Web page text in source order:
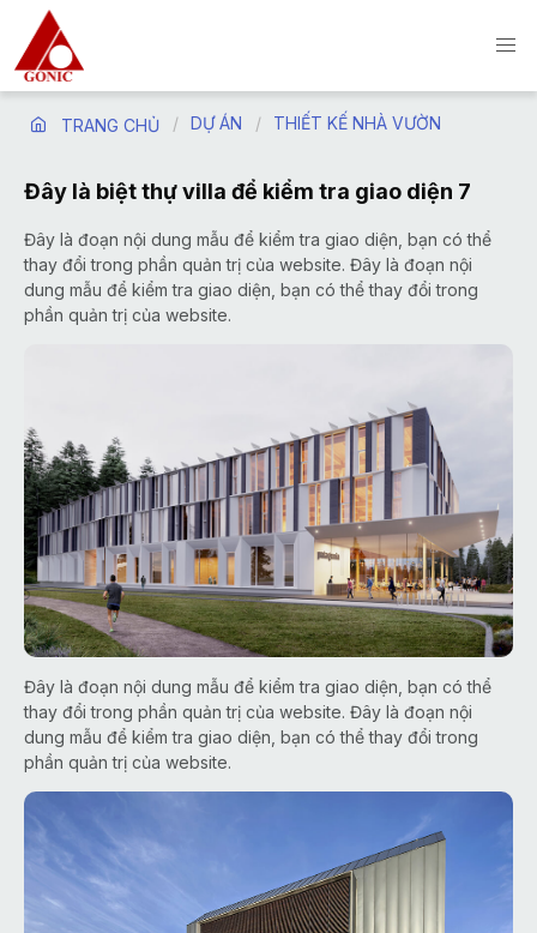
TRANG CHỦ DỰ ÁN THIẾT KẾ NHÀ VƯỜN
Đây là biệt thự villa để kiểm tra giao diện 7
Đây là đoạn nội dung mẫu để kiểm tra giao diện, bạn có thể
thay đổi trong phần quản trị của website. Đây là đoạn nội
dung mẫu để kiểm tra giao diện, bạn có thể thay đổi trong
phần quản trị của website.
Đây là đoạn nội dung mẫu để kiểm tra giao diện, bạn có thể
thay đổi trong phần quản trị của website. Đây là đoạn nội
dung mẫu để kiểm tra giao diện, bạn có thể thay đổi trong
phần quản trị của website.